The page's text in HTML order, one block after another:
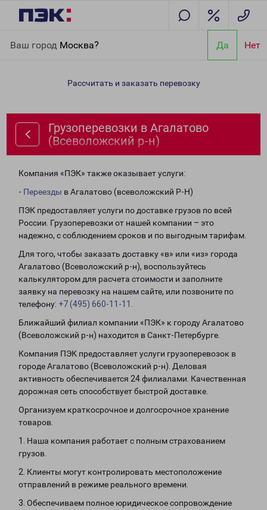
Ваш город Москва? Да Нет
(Всеволожский р-н)
Рассчитать и заказать перевозку
Грузоперевозки в Агалатово
(Всеволожский р-н)
Компания «ПЭК» также оказывает услуги:
- Переезды в Агалатово (всеволожский Р-Н)
ПЭК предоставляет услуги по доставке грузов по всей
России. Грузоперевозки от нашей компании – это
надежно, с соблюдением сроков и по выгодным тарифам.
Для того, чтобы заказать доставку «в» или «из» города
Агалатово (Всеволожский р-н), воспользуйтесь
калькулятором для расчета стоимости и заполните
заявку на перевозку на нашем сайте, или позвоните по
телефону: +7 (495) 660-11-11
Ближайший филиал компании «ПЭК» к городу Агалатово
(Всеволожский р-н) находится в Санкт-Петербурге.
Компания ПЭК предоставляет услуги грузоперевозок в
городе Агалатово (Всеволожский р-н). Деловая
активность обеспечивается 24 филиалами. Качественная
дорожная сеть способствует быстрой доставке.
Организуем краткосрочное и долгосрочное хранение
товаров.
1. Наша компания работает с полным страхованием
грузов.
2. Клиенты могут контролировать местоположение
отправлений в режиме реального времени.
3. Обеспечиваем полное юридическое сопровождение